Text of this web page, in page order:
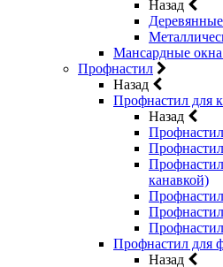
Назад
Мансардные
Профнастил
Назад
Профнастил для
Назад
канавкой)
Профнастил для
Назад